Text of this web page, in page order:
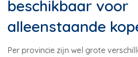
beschikbaar voor
alleenstaande
Per provincie zijn wel grote